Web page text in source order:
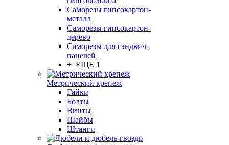
Саморезы гипсокартон-
металл
Саморезы гипсокартон-
дерево
Саморезы для сэндвич-
панелей
+ ЕЩЕ 1
Метрический крепеж
Гайки
Болты
Винты
Шайбы
Штанги